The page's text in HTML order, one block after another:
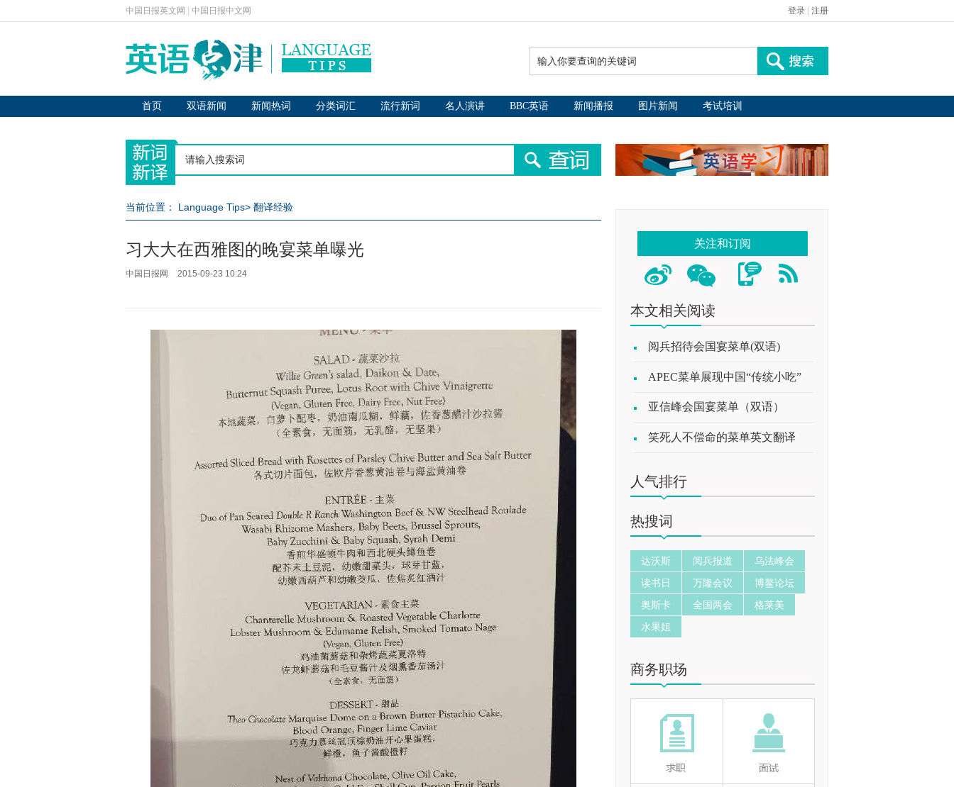
中国日报英文网 中国日报中文网 登录 注册
首页 双语新闻 新闻热词 分类词汇 流行新词 名人演讲 BBC英语 新闻播报 图片新闻 考试培训
当前位置： Language Tips> 翻译经验
习大大在西雅图的晚宴菜单曝光
中国日报网 2015-09-23 10:24
关注和订阅
本文相关阅读
阅兵招待会国宴菜单(双语)
APEC菜单展现中国“传统小吃”
亚信峰会国宴菜单（双语）
笑死人不偿命的菜单英文翻译
人气排行
热搜词
达沃斯 阅兵报道
乌法峰会
读书日
万隆会议
博鳌论坛
奥斯卡
全国两会
格莱美
水果姐
商务职场